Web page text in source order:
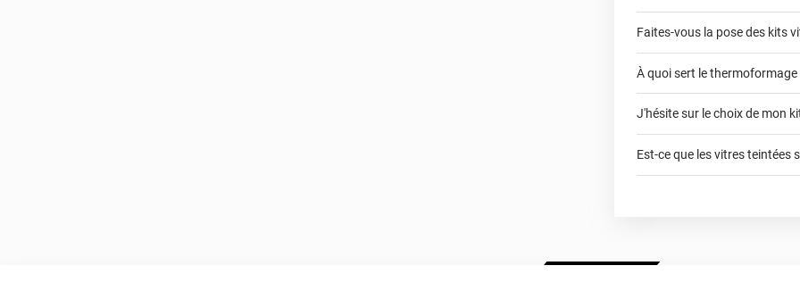
Faites-vous la pose des kits
kits vitres teintées
À quoi sert le thermoformage
J'hésite sur le choix de mon
Est-ce que les vitres teintées